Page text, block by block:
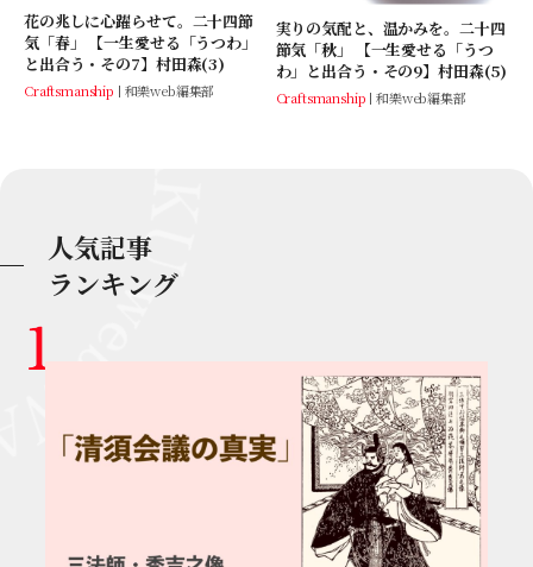
花の兆しに心躍らせて。二十四節
気「春」 【一生愛せる「うつわ」
と出合う・その7】村田森(3)
Craftsmanship 和樂web編集部
実りの気配と、温かみを。二十四
節気「秋」 【一生愛せる「うつ
わ」と出合う・その9】村田森(5)
Craftsmanship 和樂web編集部
人気記事
ランキング